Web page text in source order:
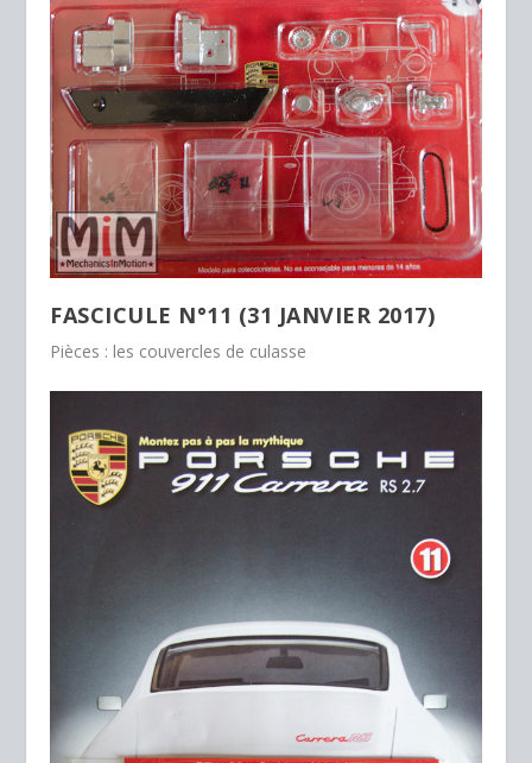
FASCICULE N°11 (31 JANVIER 2017)
Pièces : les couvercles de culasse